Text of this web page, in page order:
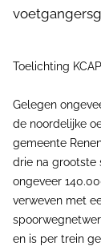
Toelichting
Gelegen
de noordelijke
gemeente
drie na grootste
ongeveer
verweven met
en is per trein